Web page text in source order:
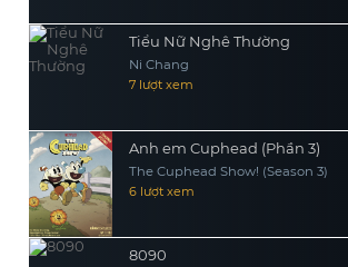
Tiểu Nữ Nghê Thường
Ni Chang
7 lượt xem
Anh em Cuphead (Phần 3)
The Cuphead Show! (Season 3)
6 lượt xem
8090